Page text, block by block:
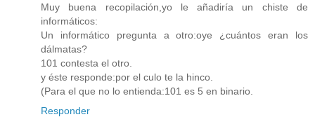
Muy buena recopilación,yo le añadiría un chiste de
informáticos:
Un informático pregunta a otro:oye ¿cuántos eran los
dálmatas?
101 contesta el otro.
y éste responde:por el culo te la hinco.
(Para el que no lo entienda:101 es 5 en binario.
Responder